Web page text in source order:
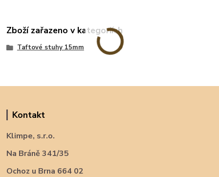
Zboží zařazeno v kategoriích
Taftové stuhy 15mm
Kontakt
Klimpe, s.r.o.
Na Bráně 341/35
Ochoz u Brna 664 02